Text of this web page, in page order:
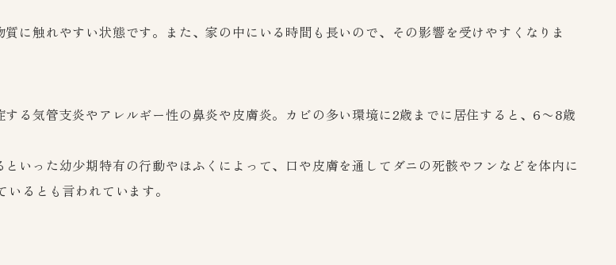
に触れやすい状態です。また、家の中にいる時間も長いので、その影響を受けやすくなりま
る気管支炎やアレルギー性の鼻炎や皮膚炎。カビの多い環境に2歳までに居住すると、6〜8歳
いった幼少期特有の行動やほふくによって、口や皮膚を通してダニの死骸やフンなどを体内に
るとも言われています。